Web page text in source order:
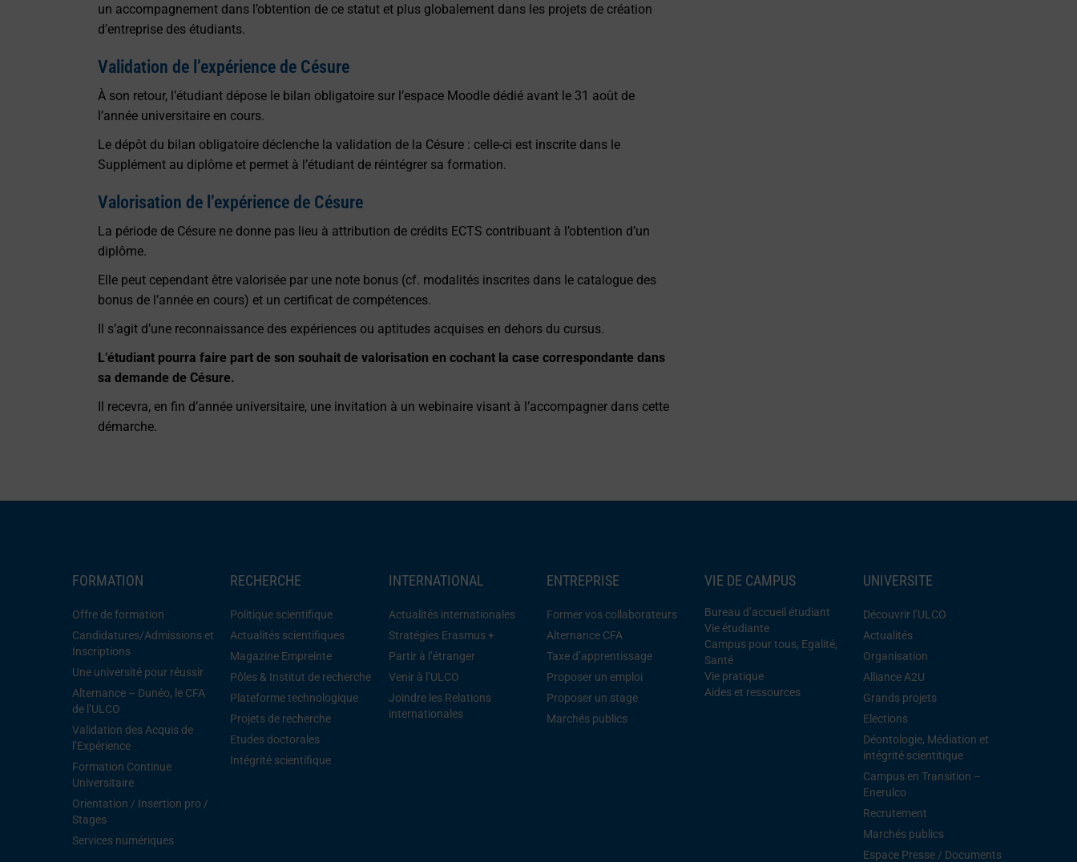
un accompagnement dans l’obtention de ce statut et plus globalement dans les projets de création
d’entreprise des étudiants.
Validation de l’expérience de Césure
À son retour, l’étudiant dépose le bilan obligatoire sur l’espace Moodle dédié avant le 31 août de
l’année universitaire en cours.
Le dépôt du bilan obligatoire déclenche la validation de la Césure : celle-ci est inscrite dans le
Supplément au diplôme et permet à l’étudiant de réintégrer sa formation.
Valorisation de l’expérience de Césure
La période de Césure ne donne pas lieu à attribution de crédits ECTS contribuant à l’obtention d’un
diplôme.
Elle peut cependant être valorisée par une note bonus (cf. modalités inscrites dans le catalogue des
bonus de l’année en cours) et un certificat de compétences.
Il s’agit d’une reconnaissance des expériences ou aptitudes acquises en dehors du cursus.
L’étudiant pourra faire part de son souhait de valorisation en cochant la case correspondante dans
sa demande de Césure.
Il recevra, en fin d’année universitaire, une invitation à un webinaire visant à l’accompagner dans cette
démarche.
FORMATION
Offre de formation
Candidatures/Admissions et
Inscriptions
Une université pour réussir
Alternance – Dunéo, le CFA
de l’ULCO
Validation des Acquis de
l’Expérience
Formation Continue
Universitaire
Orientation / Insertion pro /
Stages
Services numériques
RECHERCHE
Politique scientifique
Actualités scientifiques
Magazine Empreinte
Pôles & Institut de recherche
Plateforme technologique
Projets de recherche
Etudes doctorales
Intégrité scientifique
INTERNATIONAL
Actualités internationales
Stratégies Erasmus +
Partir à l’étranger
Venir à l’ULCO
Joindre les Relations
internationales
ENTREPRISE
Former vos collaborateurs
Alternance CFA
Taxe d’apprentissage
Proposer un emploi
Proposer un stage
Marchés publics
VIE DE CAMPUS
Bureau d’accueil étudiant
Vie étudiante
Campus pour tous, Egalité,
Santé
Vie pratique
Aides et ressources
UNIVERSITE
Découvrir l’ULCO
Actualités
Organisation
Alliance A2U
Grands projets
Elections
Déontologie, Médiation et
intégrité scientitique
Campus en Transition –
Enerulco
Recrutement
Marchés publics
Espace Presse / Documents